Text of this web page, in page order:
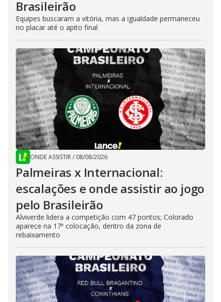
Brasileirão
Equipes buscaram a vitória, mas a igualdade permaneceu
no placar até o apito final
ONDE ASSISTIR/ 08/08/2026
Palmeiras x Internacional:
escalações e onde assistir ao jogo
pelo Brasileirão
Alviverde lidera a competição com 47 pontos; Colorado
aparece na 17ª colocação, dentro da zona de
rebaixamento